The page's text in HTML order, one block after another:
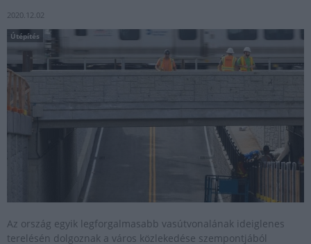
2020.12.02
Útépítés
Az ország egyik legforgalmasabb vasútvonalának ideiglenes
terelésén dolgoznak a város közlekedése szempontjából